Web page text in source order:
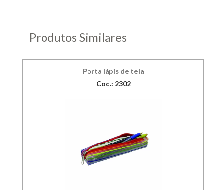
Produtos Similares
Porta lápis de tela
Cod.: 2302